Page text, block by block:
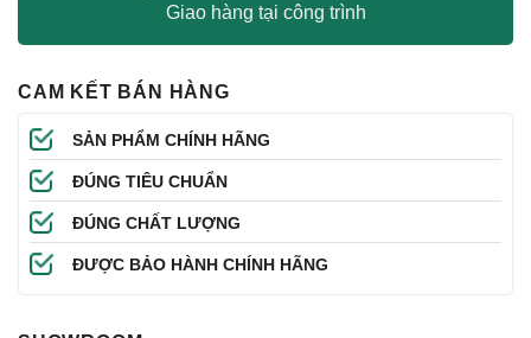
Giao hàng tại công trình
CAM KẾT BÁN HÀNG
SẢN PHẨM CHÍNH HÃNG
ĐÚNG TIÊU CHUẨN
ĐÚNG CHẤT LƯỢNG
ĐƯỢC BẢO HÀNH CHÍNH HÃNG